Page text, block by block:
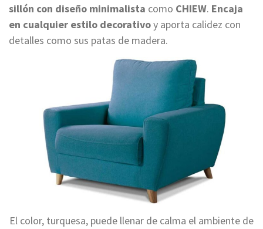
sillón con diseño minimalista como CHIEW. Encaja
en cualquier estilo decorativoy aporta calidez con
detalles como sus patas de madera.
El color, turquesa, puede llenar de calma el ambiente de